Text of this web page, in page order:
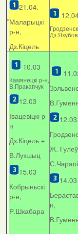
21.04.
Маларыцкі
р-н,
Дз.Кіцель
10.03
Камянецкі р-н,
В.Пракапчук
12.03
Івацевіцкі р-
н
Дз.Кіцель +
В.Лукшыц
15.03
Кобрыньскі
р-н,
Р.Шкабара
12.03.
Ж.
14.03
н,